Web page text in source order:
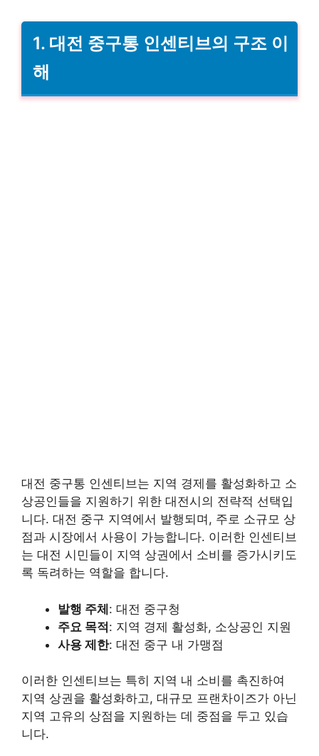
1. 대전 중구통 인센티브의 구조 이
해
대전 중구통 인센티브는 지역 경제를 활성화하고 소
상공인들을 지원하기 위한 대전시의 전략적 선택입
니다. 대전 중구 지역에서 발행되며, 주로 소규모 상
점과 시장에서 사용이 가능합니다. 이러한 인센티브
는 대전 시민들이 지역 상권에서 소비를 증가시키도
록 독려하는 역할을 합니다.
발행 주체: 대전 중구청
주요 목적: 지역 경제 활성화, 소상공인 지원
사용 제한: 대전 중구 내 가맹점
이러한 인센티브는 특히 지역 내 소비를 촉진하여
지역 상권을 활성화하고, 대규모 프랜차이즈가 아닌
지역 고유의 상점을 지원하는 데 중점을 두고 있습
니다.